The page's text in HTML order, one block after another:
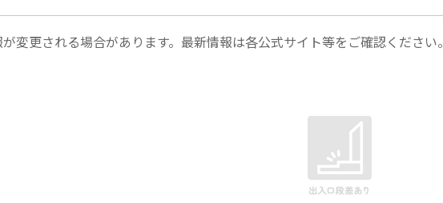
変更される場合があります。最新情報は各公式サイト等をご確認ください。